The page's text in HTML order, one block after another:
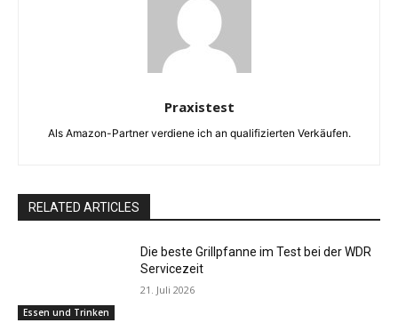
Praxistest
Als Amazon-Partner verdiene ich an qualifizierten Verkäufen.
RELATED ARTICLES
Essen und Trinken
Die beste Grillpfanne im Test bei der WDR
Servicezeit
21. Juli 2026